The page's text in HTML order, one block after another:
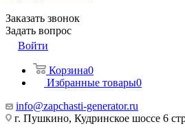
Заказать звонок
Задать вопрос
Войти
Корзина0
Избранные товары0
info@zapchasti-generator.ru
г. Пушкино, Кудринское шоссе 6